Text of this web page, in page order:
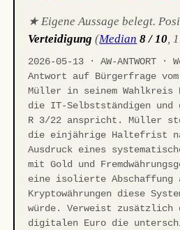
★ Eigene Aussage belegt.
Verteidigung (Median 8 / 10,
2026-05-13 · AW-ANTWORT ·
Antwort auf Bürgerfrage
Müller in seinem Wahlkreis
die IT-Selbstständigen und
R 3/22 anspricht. Müller
die einjährige Haltefrist
Ausdruck eines
mit Gold und
eine isolierte
Kryptowährungen diese
würde. Verweist zusätzlich
digitalen Euro die